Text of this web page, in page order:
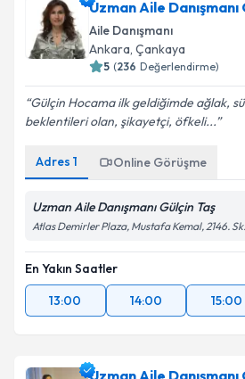
Uzman Aile Danışmanı
Aile Danışmanı
Ankara, Çankaya
5 (236 Değerlendirme)
Gülçin Hocama ilk geldiğimde ağlak,
beklentileri olan, şikayetçi, öfkeli...
Adres 1 Online Görüşme
Uzman Aile Danışmanı Gülçin Taş
Atlas Demirler Plaza, Mustafa Kemal, 2146.
En Yakın Saatler
13:00
14:00 15:00
Uzman Aile